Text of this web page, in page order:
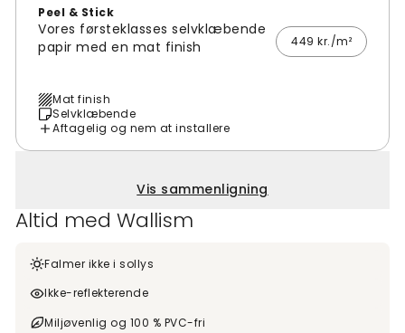
Peel & Stick
Vores førsteklasses selvklæbende
papir med en mat finish
449 kr./m²
Mat finish
Selvklæbende
Aftagelig og nem at installere
Vis sammenligning
Altid med Wallism
Falmer ikke i sollys
Ikke-reflekterende
Miljøvenlig og 100 % PVC-fri